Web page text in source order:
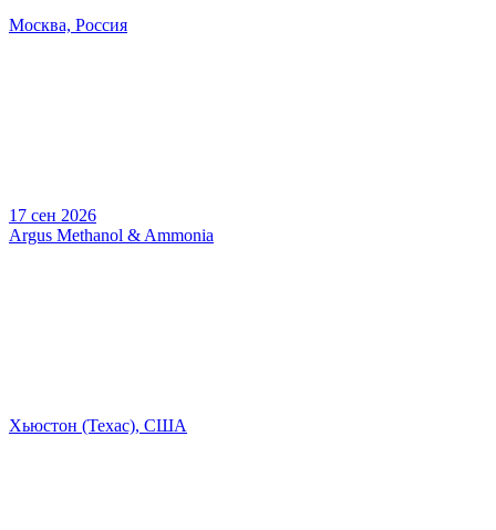
Москва, Россия
17 сен 2026
Argus Methanol & Ammonia
Хьюстон (Техас), США